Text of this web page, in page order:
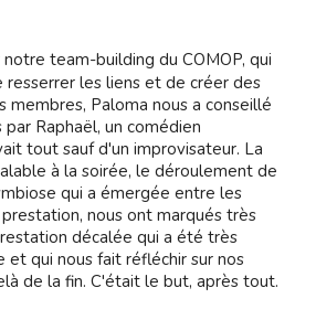
notre team-building du COMOP, qui
les liens et de créer des
membres, Paloma nous a conseillé
Raphaël, un comédien
tout sauf d'un improvisateur. La
à la soirée, le déroulement de
qui a émergée entre les
nous ont marqués très
décalée qui a été très
qui nous fait réfléchir sur nos
de la fin. C'était le but, après tout.